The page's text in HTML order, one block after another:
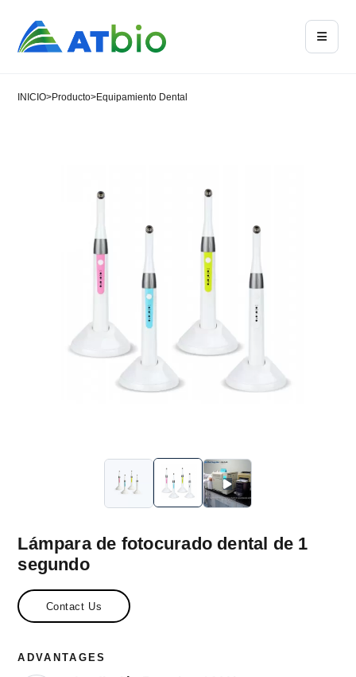
INICIO>Producto>Equipamiento Dental
segundo
Contact Us